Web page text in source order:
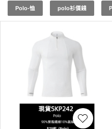
升企業形象和凝聚力。選擇
恤，讓您的團隊在各類活動
貨期約需3-7天。
Polo-恤 polo衫價錢